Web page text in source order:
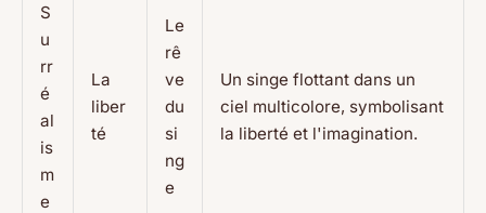
S
u
rr
é
al
is
m
e
La
liber
té
Le
rê
ve
du
si
ng
e
Un singe flottant dans un
ciel multicolore, symbolisant
la liberté et l'imagination.